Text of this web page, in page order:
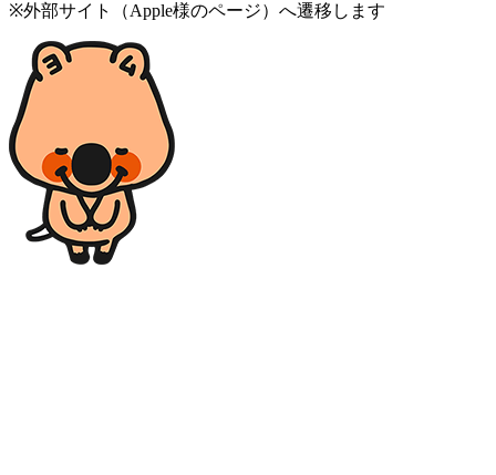
※外部サイト（Apple様のページ）へ遷移します